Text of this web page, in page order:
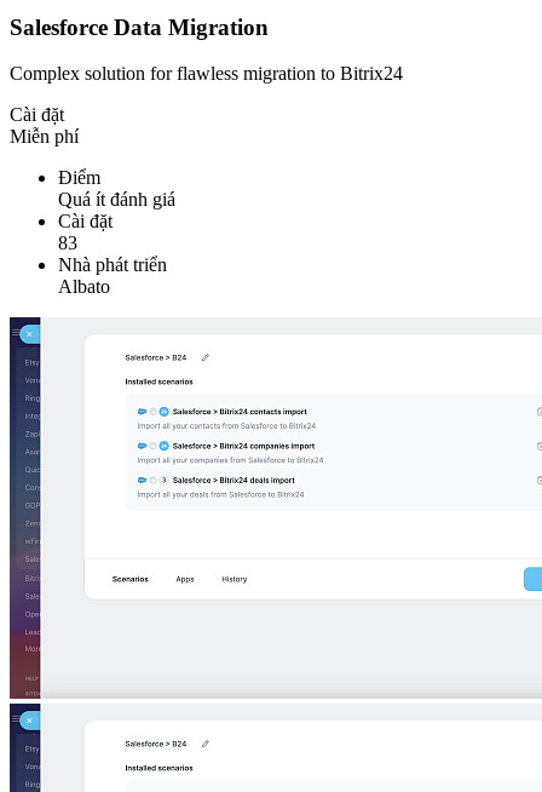
Salesforce Data Migration
Complex solution for flawless migration to Bitrix24
Cài đặt
Miễn phí
Điểm
Quá ít đánh giá
Cài đặt
83
Nhà phát triển
Albato